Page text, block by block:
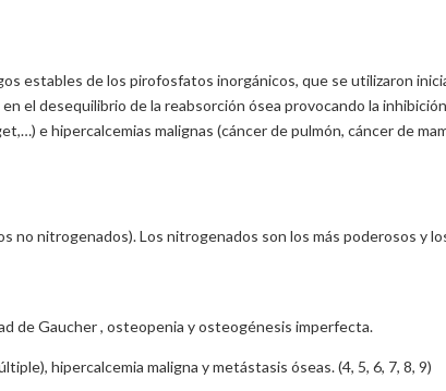
estables de los pirofosfatos inorgánicos, que se utilizaron
el desequilibrio de la reabsorción ósea provocando la
e hipercalcemias malignas (cáncer de pulmón, cáncer de
nitrogenados). Los nitrogenados son los más poderosos y
de Gaucher , osteopenia y osteogénesis imperfecta.
hipercalcemia maligna y metástasis óseas. (4, 5, 6, 7, 8, 9)